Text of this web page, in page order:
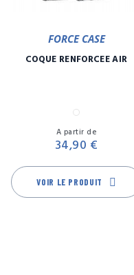
FORCE CASE
COQUE RENFORCÉE AIR
Transparent
A partir de
34,90 €
VOIR LE PRODUIT